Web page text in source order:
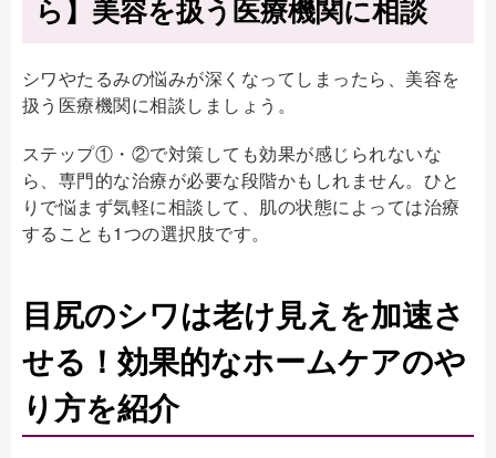
ら】美容を扱う医療機関に相談
シワやたるみの悩みが深くなってしまったら、美容を
扱う医療機関に相談しましょう。
ステップ①・②で対策しても効果が感じられないな
ら、専門的な治療が必要な段階かもしれません。ひと
りで悩まず気軽に相談して、 肌の状態によっては治療
することも1つの選択肢です。
目尻のシワは老け見えを加速さ
せる！効果的なホームケアのや
り方を紹介